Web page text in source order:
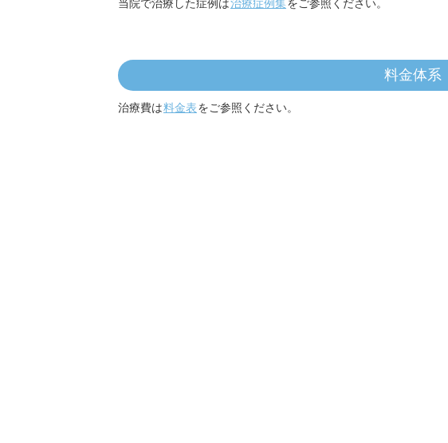
当院で治療した症例は治療症例集をご参照ください。
料金体系
治療費は料金表をご参照ください。